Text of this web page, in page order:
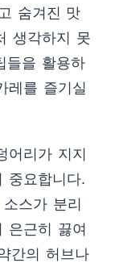
숨겨진 맛
생각하지 못
들을 활용하
레를 즐기실
어리가 지지
중요합니다.
스가 분리
은근히 끓여
간의 허브나